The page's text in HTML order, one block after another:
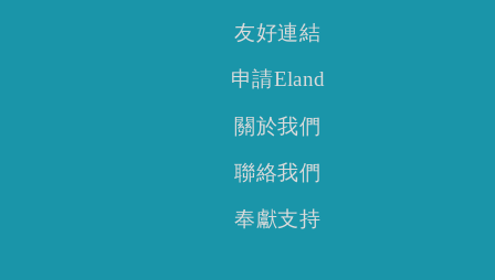
友好連結
申請Eland
關於我們
聯絡我們
奉獻支持